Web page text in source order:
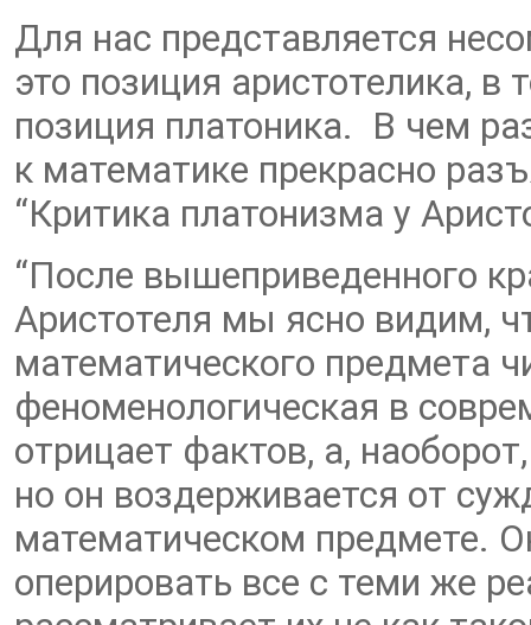
Для нас представляется
это позиция аристотелика,
позиция платоника. В чем
к математике прекрасно
“Критика платонизма у
“После вышеприведенного
Аристотеля мы ясно видим,
математического предмета
феноменологическая в
отрицает фактов, а,
но он воздерживается от
математическом предмете.
оперировать все с теми же